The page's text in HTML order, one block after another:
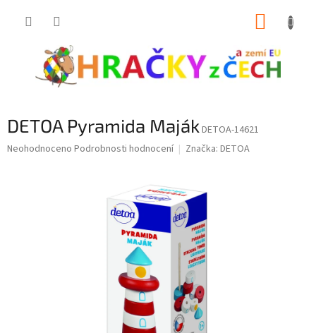
DETOA Pyramida Maják DETOA-14621
Průměrné
Neohodnoceno Podrobnosti hodnocení Značka: DETOA